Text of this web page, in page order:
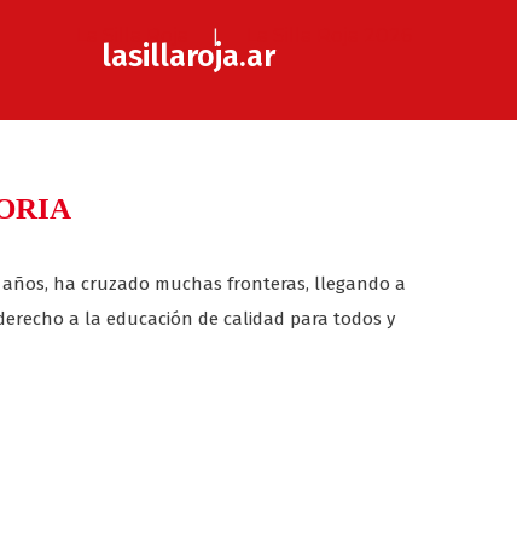
lasillaroja.ar
años, ha cruzado muchas fronteras, llegando a
a la educación de calidad para todos y